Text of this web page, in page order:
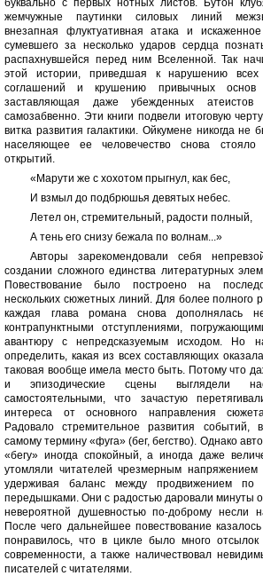
жемчужные паутинки силовых линий
внезапная флуктуативная атака и
сумевшего за несколько ударов сердца
распахнувшейся перед ним Вселенной. Так
этой истории, приведшая к нарушению
соглашений и крушению привычных основ
заставляющая даже убежденных
самозабвенно. Эти книги подвели итоговую
витка развития галактики. Ойкумене никогда не
населяющее ее человечество снова
открытий.
«Марути же с хохотом прыгнул, как бес,
И взмыл до подбрюшья девятых небес.
Летел он, стремительный, радости полный,
А тень его снизу бежала по волнам...»
Авторы зарекомендовали себя
создании сложного единства литературных
Повествование было построено на
нескольких сюжетных линий. Для более полного
каждая глава романа снова дополнялась
контрапунктными отступлениями,
авантюру с непредсказуемым исходом. Но
определить, какая из всех составляющих
таковая вообще имела место быть. Потому что
и эпизодические сцены выглядели
самостоятельными, что зачастую
интереса от основного направления
Радовало стремительное развития событий,
самому термину «фуга» (бег, бегство). Однако
«бегу» иногда спокойный, а иногда даже
утомляли читателей чрезмерным напряжением
удерживая баланс между продвижением по
передышками. Они с радостью даровали минуты
невероятной душевностью по-доброму несли
После чего дальнейшее повествование
понравилось, что в цикле было много
современности, а также наличествовал
писателей с читателями.